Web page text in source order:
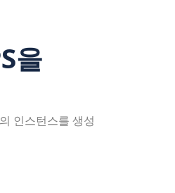
을
인스턴스를 생성